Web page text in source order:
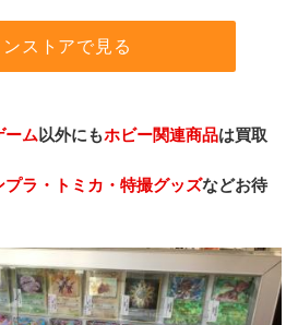
ストアで見る
ーム以外にもホビー関連商品は買取
ラ・トミカ・特撮グッズなどお待